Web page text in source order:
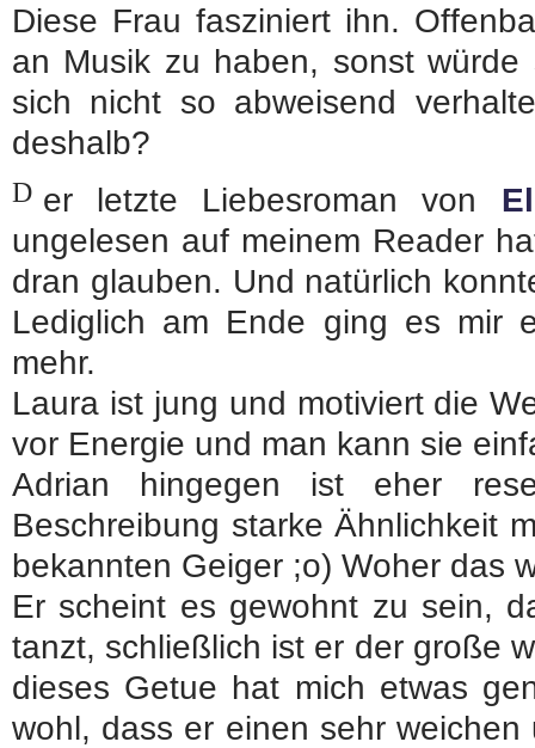
Diese Frau fasziniert ihn.
an Musik zu haben, sonst
sich nicht so abweisend
deshalb?
D er letzte Liebesroman von
ungelesen auf meinem Reader
dran glauben. Und natürlich
Lediglich am Ende ging es mir
mehr.
Laura ist jung und motiviert die
vor Energie und man kann sie
Adrian hingegen ist eher
Beschreibung starke Ähnlichkeit
bekannten Geiger ;o) Woher das
Er scheint es gewohnt zu sein,
tanzt, schließlich ist er der große
dieses Getue hat mich etwas
wohl, dass er einen sehr